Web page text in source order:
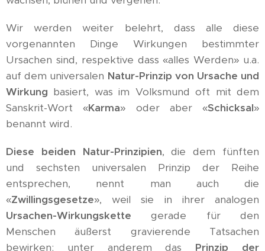
Wir werden weiter belehrt, dass alle diese
vorgenannten Dinge Wirkungen bestimmter
Ursachen sind, respektive dass «alles Werden» u.a.
auf dem universalen Natur-Prinzip von Ursache und
Wirkung basiert, was im Volksmund oft mit dem
Sanskrit-Wort «Karma» oder aber «Schicksal»
benannt wird.
Diese beiden Natur-Prinzipien, die dem fünften
und sechsten universalen Prinzip der Reihe
entsprechen, nennt man auch die
«Zwillingsgesetze», weil sie in ihrer analogen
Ursachen-Wirkungskettegerade für den
Menschen äußerst gravierende Tatsachen
bewirken; unter anderem das Prinzip der